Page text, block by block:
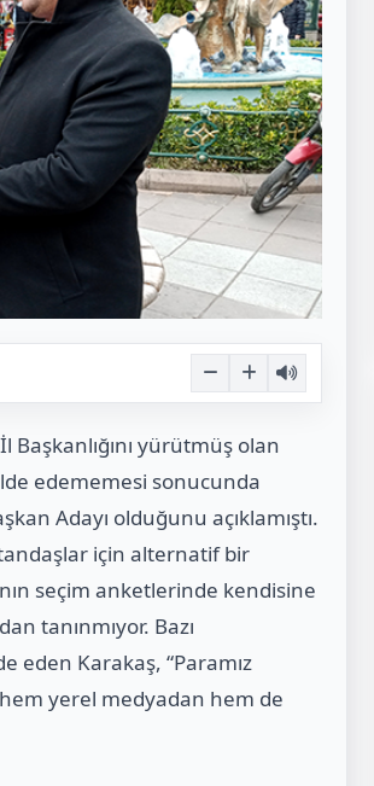
Başkanlığını yürütmüş olan
edememesi sonucunda
Adayı olduğunu açıklamıştı.
için alternatif bir
seçim anketlerinde kendisine
tanınmıyor. Bazı
eden Karakaş, “Paramız
yerel medyadan hem de